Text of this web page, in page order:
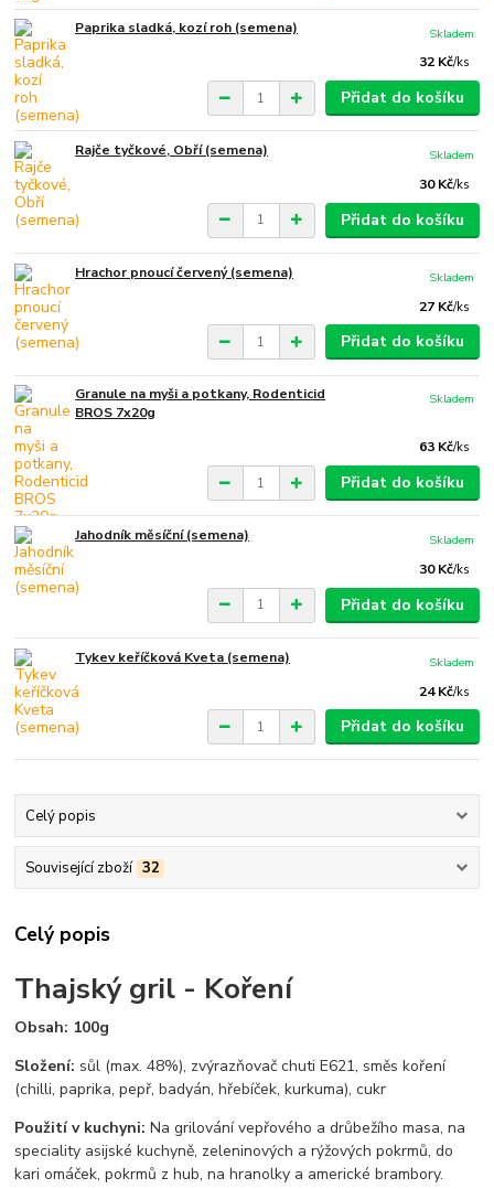
Paprika sladká, kozí roh (semena)
32 Kč/ks
Skladem
Přidat do košíku
Rajče tyčkové, Obří (semena)
30 Kč/ks
Skladem
Přidat do košíku
Hrachor pnoucí červený (semena)
27 Kč/ks
Skladem
Přidat do košíku
Granule na myši a potkany, Rodenticid
BROS 7x20g
63 Kč/ks
Skladem
Přidat do košíku
Jahodník měsíční (semena)
30 Kč/ks
Skladem
Přidat do košíku
Tykev keříčková Kveta (semena)
24 Kč/ks
Skladem
Přidat do košíku
Celý popis
Související zboží 32
Celý popis
Thajský gril - Koření
Obsah: 100g
Složení: sůl (max. 48%), zvýrazňovač chuti E621, směs koření
(chilli, paprika, pepř, badyán, hřebíček, kurkuma), cukr
Použití v kuchyni: Na grilování vepřového a drůbežího masa, na
speciality asijské kuchyně, zeleninových a rýžových pokrmů, do
kari omáček, pokrmů z hub, na hranolky a americké brambory.